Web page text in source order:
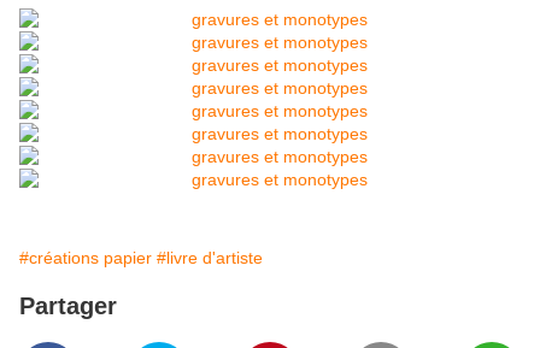
#créations papier #livre d'artiste
Partager